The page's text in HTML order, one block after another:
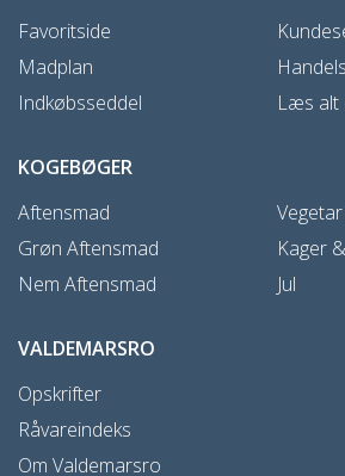
Favoritside
Madplan
Indkøbsseddel
Læs alt
KOGEBØGER
Aftensmad
Grøn Aftensmad
Nem Aftensmad
Kager
Jul
VALDEMARSRO
Opskrifter
Råvareindeks
Om Valdemarsro